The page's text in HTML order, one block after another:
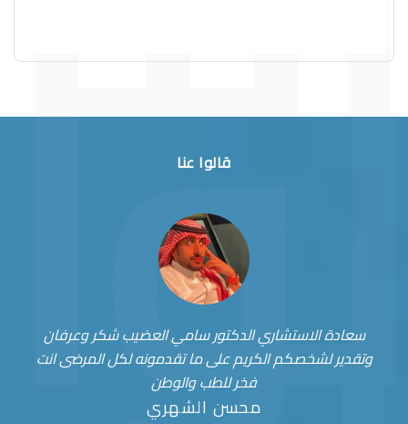
قالوا عنا
سعادة الاستشاري الدكتور سامي العضيب شكر وعرفان
وتقدير لشخصكم الكريم على ما تقدمونه لكل المرضى انت
فخر للطب والوطن
محسن الشهري